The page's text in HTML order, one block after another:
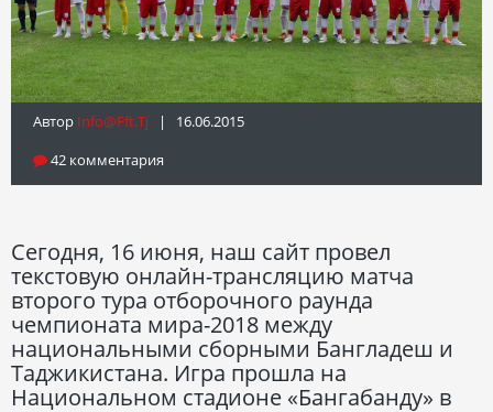
Автор Info@fft.tj | 16.06.2015
42 комментария
Сегодня, 16 июня, наш сайт провел
текстовую онлайн-трансляцию матча
второго тура отборочного раунда
чемпионата мира-2018 между
национальными сборными Бангладеш и
Таджикистана. Игра прошла на
Национальном стадионе «Бангабанду» в